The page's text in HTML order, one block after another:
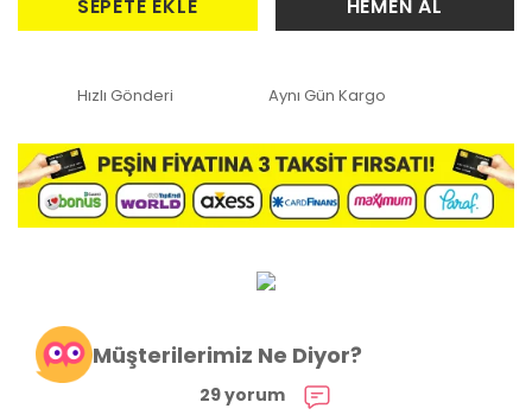
SEPETE EKLE HEMEN AL
Hızlı Gönderi Aynı Gün Kargo
Müşterilerimiz Ne Diyor?
29 yorum